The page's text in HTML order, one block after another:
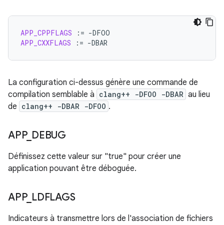
APP_CPPFLAGS :=
APP_CXXFLAGS
:=
La configuration ci-dessus génère une commande de
compilation semblable à clang++ -DFOO -DBAR au lieu
de clang++ -DBAR -DFOO .
APP_ DEBUG
Définissez cette valeur sur "true" pour créer une
application pouvant être déboguée.
APP_ LDFLAGS
Indicateurs à transmettre lors de l'association de fichiers